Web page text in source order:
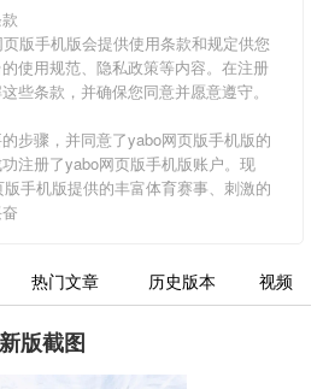
版手机版会提供使用条款和规定供您
使用规范、隐私政策等内容。在注册
些条款，并确保您同意并愿意遵守。
步骤，并同意了yabo网页版手机版的
注册了yabo网页版手机版账户。现
手机版提供的丰富体育赛事、刺激的
热门文章 历史版本 视频
版截图